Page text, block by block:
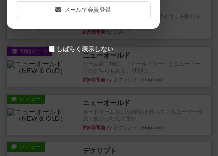
レビュー 街コロ通
街コロとの違いは初めから二つサイコロを振れる
約5時間前 by くみ
戦略やコツ ニューオールド
ゲーム終了時に、「オールドカードとニューカー
ドのどちらもある」 状態に...
約6時間前 by オグランド（Oguland）
レビュー ニューオールド
ボードゲームを1,000個以上持っているユーザー視
点で良かった点と悪か...
約6時間前 by オグランド（Oguland）
レビュー デクリプト
メールで会員登録
しばらく表示しない